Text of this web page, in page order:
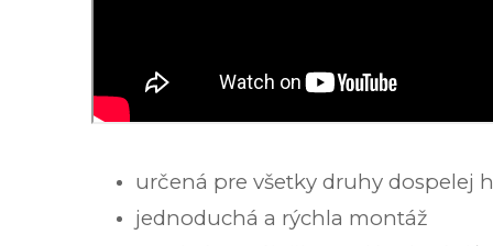
určená pre všetky druhy dospelej
jednoduchá a rýchla montáž